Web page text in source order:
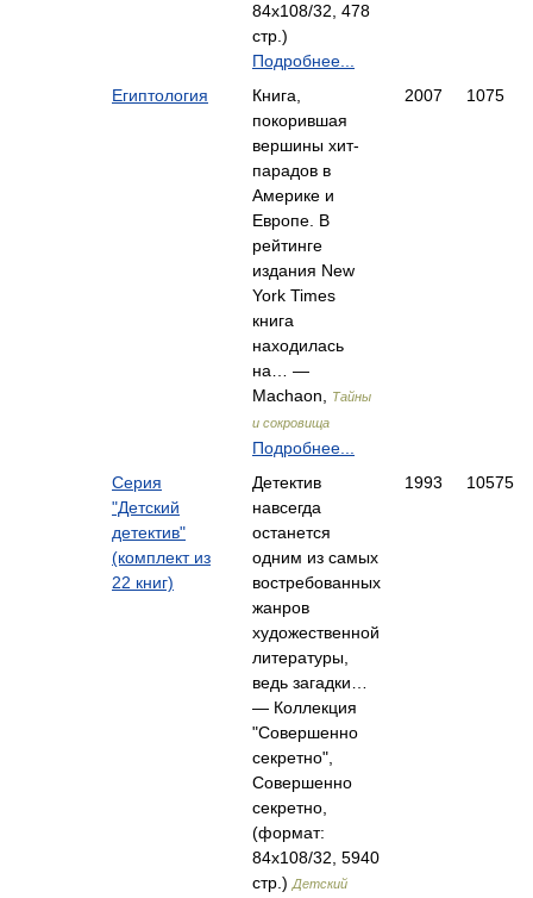
84x108/32, 478
стр.)
Подробнее...
Египтология
Книга,
покорившая
вершины хит-
парадов в
Америке и
Европе. В
рейтинге
издания New
York Times
книга
находилась
на… —
Machaon,
Тайны
и сокровища
Подробнее...
2007 1075
Серия
"Детский
детектив"
(комплект из
22 книг)
Детектив
навсегда
останется
одним из самых
востребованных
жанров
художественной
литературы,
ведь загадки…
— Коллекция
"Совершенно
секретно",
Совершенно
секретно,
(формат:
84x108/32, 5940
стр.) Детский
1993 10575